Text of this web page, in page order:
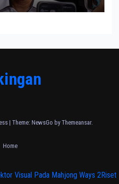
| Theme: NewsGo by Themeansar.
Home
Visual Pada Mahjong Ways 2Riset